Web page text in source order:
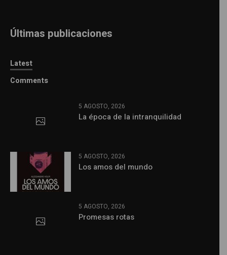
Últimas publicaciones
Latest
Comments
5 AGOSTO, 2026
La época de la intranquilidad
5 AGOSTO, 2026
Los amos del mundo
5 AGOSTO, 2026
Promesas rotas